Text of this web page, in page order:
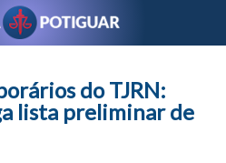
do TJRN:
lista preliminar de